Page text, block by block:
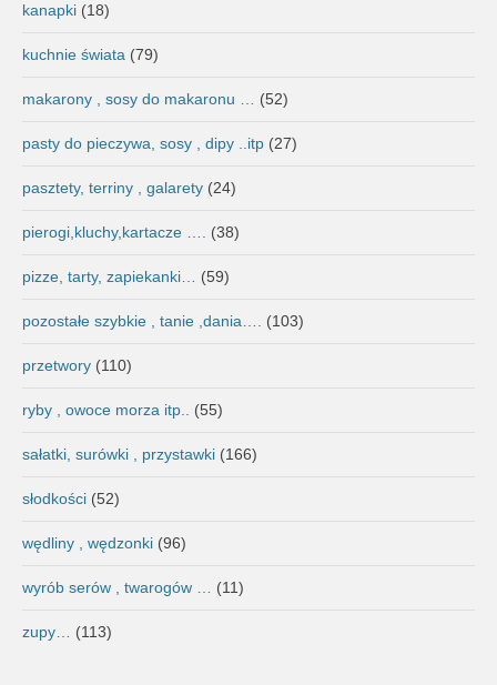
kanapki (18)
kuchnie świata (79)
makarony , sosy do makaronu … (52)
pasty do pieczywa, sosy , dipy ..itp (27)
pasztety, terriny , galarety (24)
pierogi,kluchy,kartacze …. (38)
pizze, tarty, zapiekanki… (59)
pozostałe szybkie , tanie ,dania…. (103)
przetwory (110)
ryby , owoce morza itp.. (55)
sałatki, surówki , przystawki (166)
słodkości (52)
wędliny , wędzonki (96)
wyrób serów , twarogów … (11)
zupy… (113)